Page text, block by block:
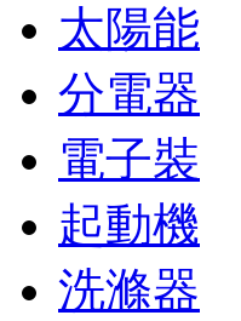
太陽能
分電器
電子裝
起動機
洗滌器